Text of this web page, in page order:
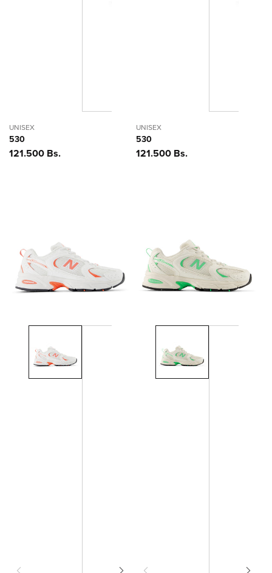
UNISEX
530
Precio
121.500 Bs.
UNISEX
530
Precio
121.500 Bs.